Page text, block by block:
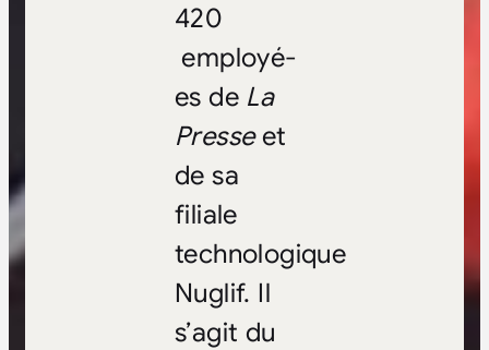
420
employé-
es de La
Presseet
de sa
filiale
technologique
Nuglif. Il
s’agit du